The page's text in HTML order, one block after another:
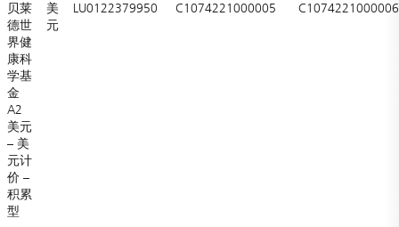
贝莱
德世
界健
康科
学基
金
A2
美元
– 美
元计
价 –
积累
型
美
元
LU0122379950 C1074221000005 C1074221000006